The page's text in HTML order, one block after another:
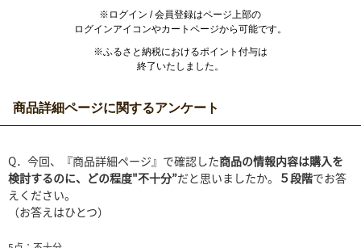
※ログイン / 会員登録はページ上部の
ログインアイコンやカートページから可能です。
※ふるさと納税におけるポイント付与は
終了いたしました。
商品詳細ページに関するアンケート